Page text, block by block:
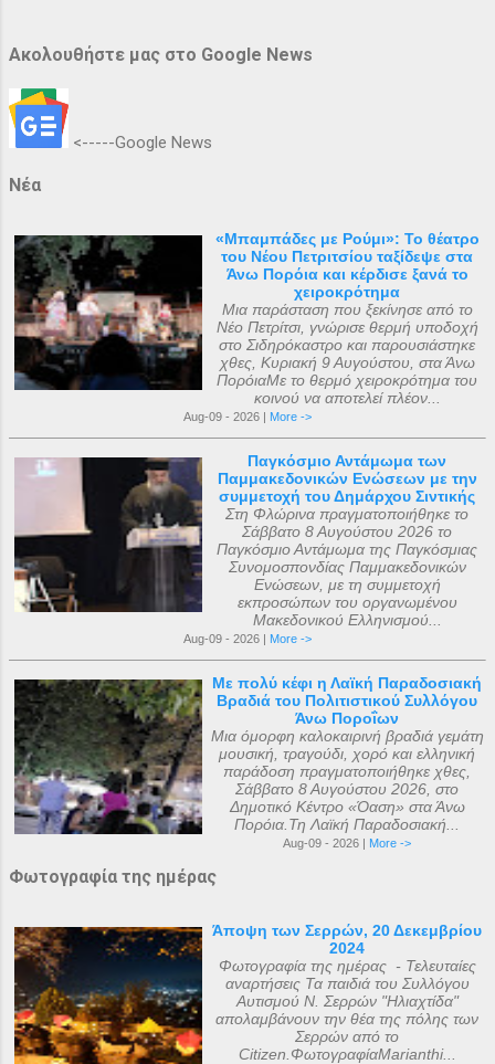
Ακολουθήστε μας στο Google News
<-----Google News
Νέα
«Μπαμπάδες με Ρούμι»: Το θέατρο
του Νέου Πετριτσίου ταξίδεψε στα
Άνω Πορόια και κέρδισε ξανά το
χειροκρότημα
Μια παράσταση που ξεκίνησε από το
Νέο Πετρίτσι, γνώρισε θερμή υποδοχή
στο Σιδηρόκαστρο και παρουσιάστηκε
χθες, Κυριακή 9 Αυγούστου, στα Άνω
ΠορόιαΜε το θερμό χειροκρότημα του
κοινού να αποτελεί πλέον...
Aug-09 - 2026 | More ->
Παγκόσμιο Αντάμωμα των
Παμμακεδονικών Ενώσεων με την
συμμετοχή του Δημάρχου Σιντικής
Στη Φλώρινα πραγματοποιήθηκε το
Σάββατο 8 Αυγούστου 2026 το
Παγκόσμιο Αντάμωμα της Παγκόσμιας
Συνομοσπονδίας Παμμακεδονικών
Ενώσεων, με τη συμμετοχή
εκπροσώπων του οργανωμένου
Μακεδονικού Ελληνισμού...
Aug-09 - 2026 | More ->
Με πολύ κέφι η Λαϊκή Παραδοσιακή
Βραδιά του Πολιτιστικού Συλλόγου
Άνω Ποροΐων
Μια όμορφη καλοκαιρινή βραδιά γεμάτη
μουσική, τραγούδι, χορό και ελληνική
παράδοση πραγματοποιήθηκε χθες,
Σάββατο 8 Αυγούστου 2026, στο
Δημοτικό Κέντρο «Όαση» στα Άνω
Πορόια.Τη Λαϊκή Παραδοσιακή...
Aug-09 - 2026 | More ->
Φωτογραφία της ημέρας
Άποψη των Σερρών, 20 Δεκεμβρίου
2024
Φωτογραφία της ημέρας - Τελευταίες
αναρτήσεις Τα παιδιά του Συλλόγου
Αυτισμού Ν. Σερρών "Ηλιαχτίδα"
απολαμβάνουν την θέα της πόλης των
Σερρών από το
Citizen.ΦωτογραφίαMarianthi...